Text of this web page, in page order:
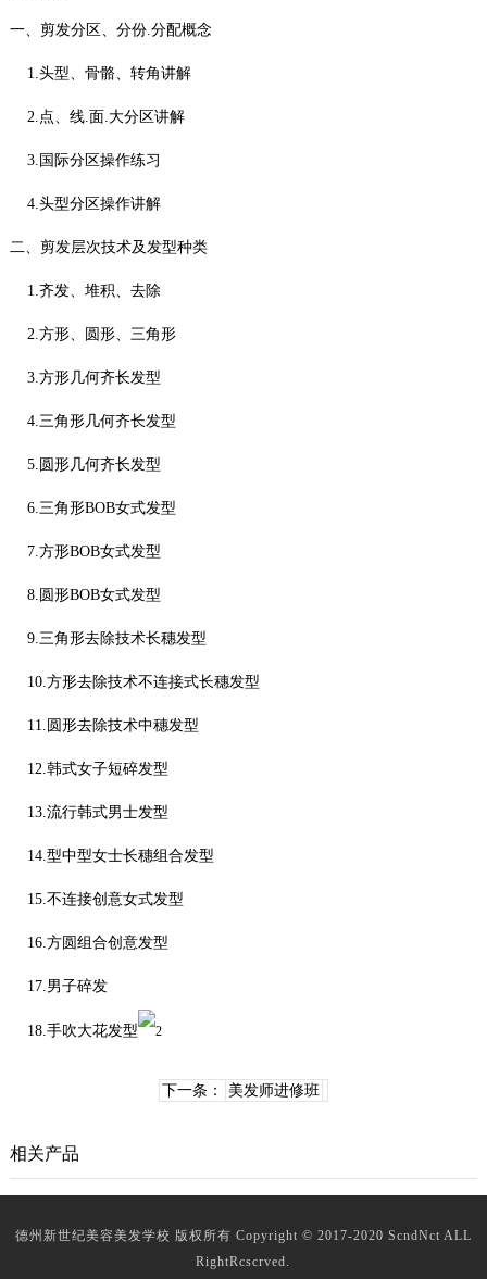
一、剪发分区、分份.分配概念
1.头型、骨骼、转角讲解
2.点、线.面.大分区讲解
3.国际分区操作练习
4.头型分区操作讲解
二、剪发层次技术及发型种类
1.齐发、堆积、去除
2.方形、圆形、三角形
3.方形几何齐长发型
4.三角形几何齐长发型
5.圆形几何齐长发型
6.三角形BOB女式发型
7.方形BOB女式发型
8.圆形BOB女式发型
9.三角形去除技术长穗发型
10.方形去除技术不连接式长穗发型
11.圆形去除技术中穗发型
12.韩式女子短碎发型
13.流行韩式男士发型
14.型中型女士长穗组合发型
15.不连接创意女式发型
16.方圆组合创意发型
17.男子碎发
18.手吹大花发型
下一条： 美发师进修班
相关产品
德州新世纪美容美发学校 版权所有 Copyright © 2017-2020 ScndNct ALL
RightRcscrved.